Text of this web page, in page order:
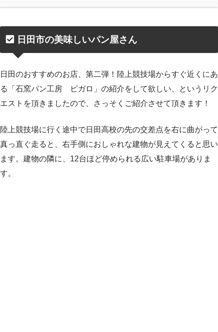
日田市の美味しいパン屋さん
日田のおすすめのお店、第二弾！陸上競技場からすぐ近くにあ
る「石窯パン工房 ビガロ」の紹介をして欲しい、というリク
エストを頂きましたので、さっそくご紹介させて頂きます！
陸上競技場に行く途中で日田高校の先の交差点を右に曲がって
真っ直ぐ走ると、右手側におしゃれな建物が見えてくると思い
ます。建物の隣に、12台ほど停められる広い駐車場がありま
す。